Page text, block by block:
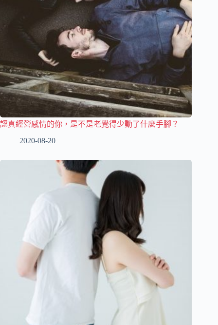
認真經營感情的你，是不是老覺得少動了什麼手腳？
2020-08-20